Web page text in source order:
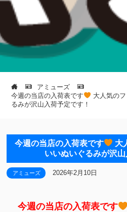
アミューズ
今週の当店の入荷表です
大人気の
るみが沢山入荷予定です！
今週の当店の入荷表です
大
いいぬいぐるみが沢山
アミューズ 2026年2月10日
今週の当店の入荷表です